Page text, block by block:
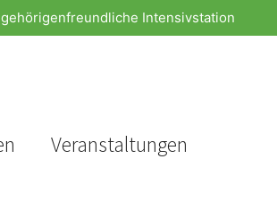
Intensivstation
Veranstaltungen